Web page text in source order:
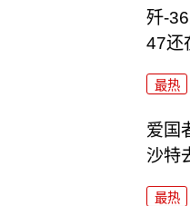
歼-
47还
最热
爱国
沙特
最热